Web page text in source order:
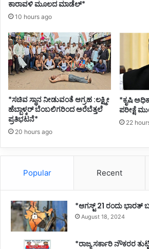
ಕಾರಾವಳಿ ಮೂಲದ ಮಾಡೆಲ್*
10 hours ago
*ಸಚಿವ ಸ್ಥಾನ ನೀಡುವಂತೆ ಆಗ್ರಹ :ಲಕ್ಷ್ಮೀ
ಹೆಬ್ಬಾಳ್ಕರ್ ಬೆಂಬಲಿಗರಿಂದ ಅರೆಬೆತ್ತಲೆ
ಪ್ರತಿಭಟನೆ*
20 hours ago
*ಕೃಷಿ
ಪರೀಕ್ಷೆ
22
Popular Recent
*ಆಗಸ್ಟ್ 21 ರಂದು ಭಾರತ್‌
August 18, 2024
*ರಾಜ್ಯ ಸರ್ಕಾರಿ ನೌಕರರ